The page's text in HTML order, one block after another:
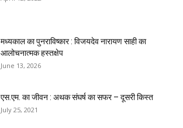
मध्यकाल का पुनराविष्कार : विजयदेव नारायण साही का
आलोचनात्मक हस्तक्षेप
June 13, 2026
एस.एम. का जीवन : अथक संघर्ष का सफर – दूसरी किस्त
July 25, 2021